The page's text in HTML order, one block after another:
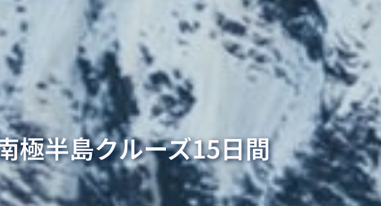
半島クルーズ15日間